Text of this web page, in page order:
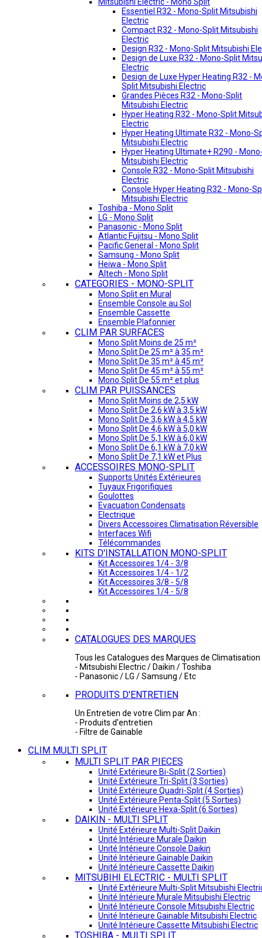
Essentiel R32 - Mono-Split Mitsubishi
Electric
Compact R32 - Mono-Split Mitsubishi
Electric
Design R32 - Mono-Split Mitsubishi
Design de Luxe R32 - Mono-Split
Electric
Design de Luxe Hyper Heating R32 -
Split Mitsubishi Electric
Grandes Pièces R32 - Mono-Split
Mitsubishi Electric
Hyper Heating R32 - Mono-Split
Electric
Hyper Heating Ultimate R32 - Mono-
Mitsubishi Electric
Hyper Heating Ultimate+ R290 -
Mitsubishi Electric
Console R32 - Mono-Split Mitsubishi
Electric
Console Hyper Heating R32 - Mono-
Mitsubishi Electric
Toshiba - Mono Split
LG - Mono Split
Panasonic - Mono Split
Atlantic Fujitsu - Mono Split
Pacific General - Mono Split
Samsung - Mono Split
Heiwa - Mono Split
Altech - Mono Split
CATEGORIES - MONO-SPLIT
Mono Split en Mural
Ensemble Console au Sol
Ensemble Cassette
Ensemble Plafonnier
CLIM PAR SURFACES
Mono Split Moins de 25 m²
Mono Split De 25 m² à 35 m²
Mono Split De 35 m² à 45 m²
Mono Split De 45 m² à 55 m²
Mono Split De 55 m² et plus
CLIM PAR PUISSANCES
Mono Split Moins de 2,5 kW
Mono Split De 2,6 kW à 3,5 kW
Mono Split De 3,6 kW à 4,5 kW
Mono Split De 4,6 kW à 5,0 kW
Mono Split De 5,1 kW à 6,0 kW
Mono Split De 6,1 kW à 7,0 kW
Mono Split De 7,1 kW et Plus
ACCESSOIRES MONO-SPLIT
Supports Unités Extérieures
Tuyaux Frigorifiques
Goulottes
Evacuation Condensats
Electrique
Divers Accessoires Climatisation Réversible
Interfaces Wifi
Télécommandes
KITS D'INSTALLATION MONO-SPLIT
Kit Accessoires 1/4 - 3/8
Kit Accessoires 1/4 - 1/2
Kit Accessoires 3/8 - 5/8
Kit Accessoires 1/4 - 5/8
CATALOGUES DES MARQUES
Tous les Catalogues des Marques de Climatisation
- Mitsubishi Electric / Daikin / Toshiba
- Panasonic / LG / Samsung / Etc
PRODUITS D'ENTRETIEN
Un Entretien de votre Clim par An :
- Produits d'entretien
- Filtre de Gainable
CLIM MULTI SPLIT
MULTI SPLIT PAR PIECES
Unité Extérieure Bi-Split (2 Sorties)
Unité Extérieure Tri-Split (3 Sorties)
Unité Extérieure Quadri-Split (4 Sorties)
Unité Extérieure Penta-Split (5 Sorties)
Unité Extérieure Hexa-Split (6 Sorties)
DAIKIN - MULTI SPLIT
Unité Extérieure Multi-Split Daikin
Unité Intérieure Murale Daikin
Unité Intérieure Console Daikin
Unité Intérieure Gainable Daikin
Unité Intérieure Cassette Daikin
MITSUBIHI ELECTRIC - MULTI SPLIT
Unité Extérieure Multi-Split Mitsubishi
Unité Intérieure Murale Mitsubishi Electric
Unité Intérieure Console Mitsubishi Electric
Unité Intérieure Gainable Mitsubishi Electric
Unité Intérieure Cassette Mitsubishi Electric
TOSHIBA - MULTI SPLIT